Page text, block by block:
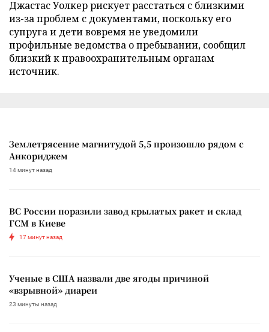
Джастас Уолкер рискует расстаться с близкими
из-за проблем с документами, поскольку его
супруга и дети вовремя не уведомили
профильные ведомства о пребывании, сообщил
близкий к правоохранительным органам
источник.
Землетрясение магнитудой 5,5 произошло рядом с
Анкориджем
14 минут назад
ВС России поразили завод крылатых ракет и склад
ГСМ в Киеве
17 минут назад
Ученые в США назвали две ягоды причиной
«взрывной» диареи
23 минуты назад